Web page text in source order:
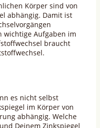
Körper sind von
abhängig. Damit ist
wichtige Aufgaben im
braucht
es nicht selbst
im Körper von
abhängig. Welche
Deinem Zinkspiegel